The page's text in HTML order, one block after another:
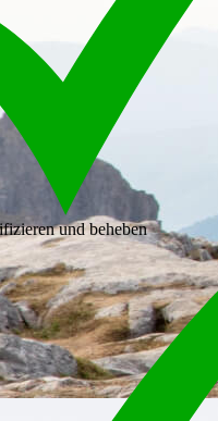
und beheben